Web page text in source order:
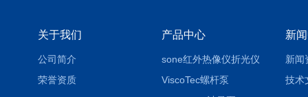
关于我们
公司简介
荣誉资质
产品中心
sone红外热像仪折光仪
ViscoTec螺杆泵
新
新闻
技术